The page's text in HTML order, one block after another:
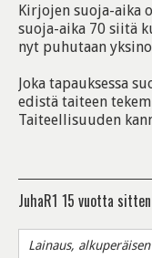
Kirjojen suoja-aika
suoja-aika 70 siitä
nyt puhutaan
Joka tapauksessa
edistä taiteen
Taiteellisuuden
JuhaR1 15 vuotta sitten
Lainaus,